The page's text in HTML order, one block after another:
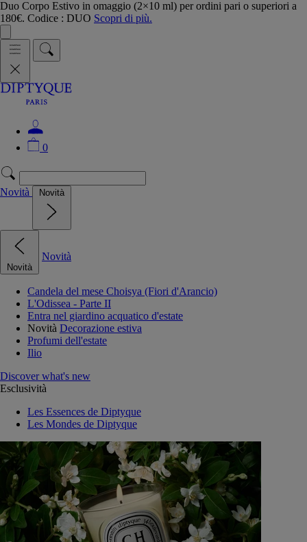
Duo Corpo Estivo in omaggio (2×10 ml) per ordini pari o superiori a
180€. Codice : DUO Scopri di più.
0
Novità Novità
Novità
Novità
Candela del mese Choisya (Fiori d'Arancio)
L'Odissea - Parte II
Entra nel giardino acquatico d'estate
Novità Decorazione estiva
Profumi dell'estate
Ilio
Discover what's new
Esclusività
Les Essences de Diptyque
Les Mondes de Diptyque